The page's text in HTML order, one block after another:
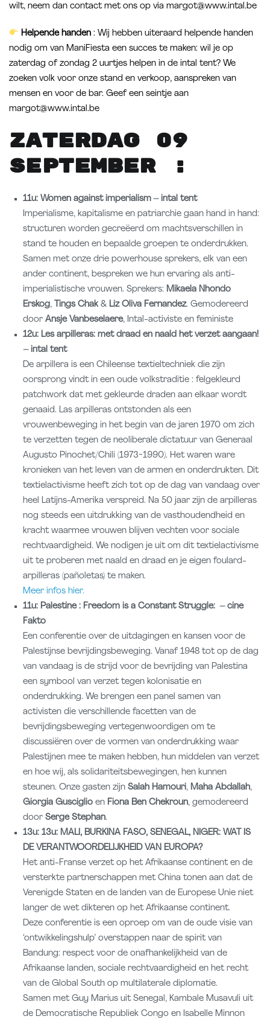
wilt, neem dan contact met ons op via margot@www.intal.be
Helpende handen : Wij hebben uiteraard helpende handen
nodig om van ManiFiesta een succes te maken: wil je op
zaterdag of zondag 2 uurtjes helpen in de intal tent? We
zoeken volk voor onze stand en verkoop, aanspreken van
mensen en voor de bar. Geef een seintje aan
margot@www.intal.be
Zaterdag 09
september :
11u: Women against imperialism – intal tent
Imperialisme, kapitalisme en patriarchie gaan hand in hand:
structuren worden gecreëerd om machtsverschillen in
stand te houden en bepaalde groepen te onderdrukken.
Samen met onze drie powerhouse sprekers, elk van een
ander continent, bespreken we hun ervaring als anti-
imperialistische vrouwen. Sprekers: Mikaela Nhondo
Erskog, Tings Chak& Liz Oliva Fernandez. Gemodereerd
doorAnsje Vanbeselaere, Intal-activiste en feministe
12u: Les arpilleras: met draad en naald het verzet aangaan!
– intal tent
De arpillera is een Chileense textieltechniek die zijn
oorsprong vindt in een oude volkstraditie : felgekleurd
patchwork dat met gekleurde draden aan elkaar wordt
genaaid. Las arpilleras ontstonden als een
vrouwenbeweging in het begin van de jaren 1970 om zich
te verzetten tegen de neoliberale dictatuur van Generaal
Augusto Pinochet/Chili (1973-1990). Het waren ware
kronieken van het leven van de armen en onderdrukten. Dit
textielactivisme heeft zich tot op de dag van vandaag over
heel Latijns-Amerika verspreid. Na 50 jaar zijn de arpilleras
nog steeds een uitdrukking van de vasthoudendheid en
kracht waarmee vrouwen blijven vechten voor sociale
rechtvaardigheid. We nodigen je uit om dit textielactivisme
uit te proberen met naald en draad en je eigen foulard-
arpilleras (pañoletas) te maken.
Meer infos hier.
11u: Palestine : Freedom is a Constant Struggle: – cine
Fakto
Een conferentie over de uitdagingen en kansen voor de
Palestijnse bevrijdingsbeweging. Vanaf 1948 tot op de dag
van vandaag is de strijd voor de bevrijding van Palestina
een symbool van verzet tegen kolonisatie en
onderdrukking. We brengen een panel samen van
activisten die verschillende facetten van de
bevrijdingsbeweging vertegenwoordigen om te
discussiëren over de vormen van onderdrukking waar
Palestijnen mee te maken hebben, hun middelen van verzet
en hoe wij, als solidariteitsbewegingen, hen kunnen
steunen. Onze gasten zijnSalah Hamouri, Maha Abdallah,
Giorgia Gusciglio en Fiona Ben Chekroun, gemodereerd
doorSerge Stephan.
13u: 13u: MALI, BURKINA FASO, SENEGAL, NIGER: WAT IS
DE VERANTWOORDELIJKHEID VAN EUROPA?
Het anti-Franse verzet op het Afrikaanse continent en de
versterkte partnerschappen met China tonen aan dat de
Verenigde Staten en de landen van de Europese Unie niet
langer de wet dikteren op het Afrikaanse continent.
Deze conferentie is een oproep om van de oude visie van
‘ontwikkelingshulp’ overstappen naar de spirit van
Bandung: respect voor de onafhankelijkheid van de
Afrikaanse landen, sociale rechtvaardigheid en het recht
van de Global South op multilaterale diplomatie.
Samen met Guy Marius uit Senegal, Kambale Musavuli uit
de Democratische Republiek Congo en Isabelle Minnon